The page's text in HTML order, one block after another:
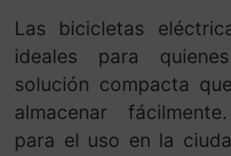
Las bicicletas
ideales para
solución compacta
almacenar
para el uso en la